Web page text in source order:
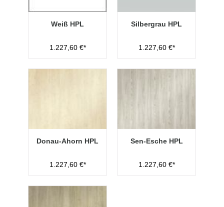
Weiß HPL
1.227,60 €*
Silbergrau HPL
1.227,60 €*
Donau-Ahorn HPL
1.227,60 €*
Sen-Esche HPL
1.227,60 €*